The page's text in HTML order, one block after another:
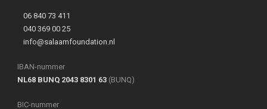
06 840 73 411
040 369 00 25
info@salaamfoundation.nl
IBAN-nummer
NL68 BUNQ 2043 8301 63 (BUNQ)
BIC-nummer